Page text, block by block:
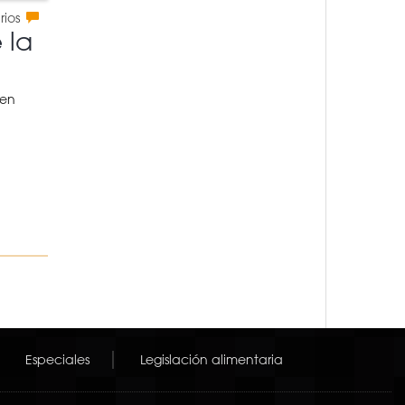
la
Especiales Legislación alimentaria